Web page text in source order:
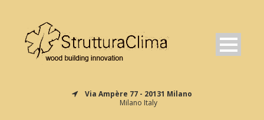
Via Ampère 77 - 20131 Milano
Milano Italy